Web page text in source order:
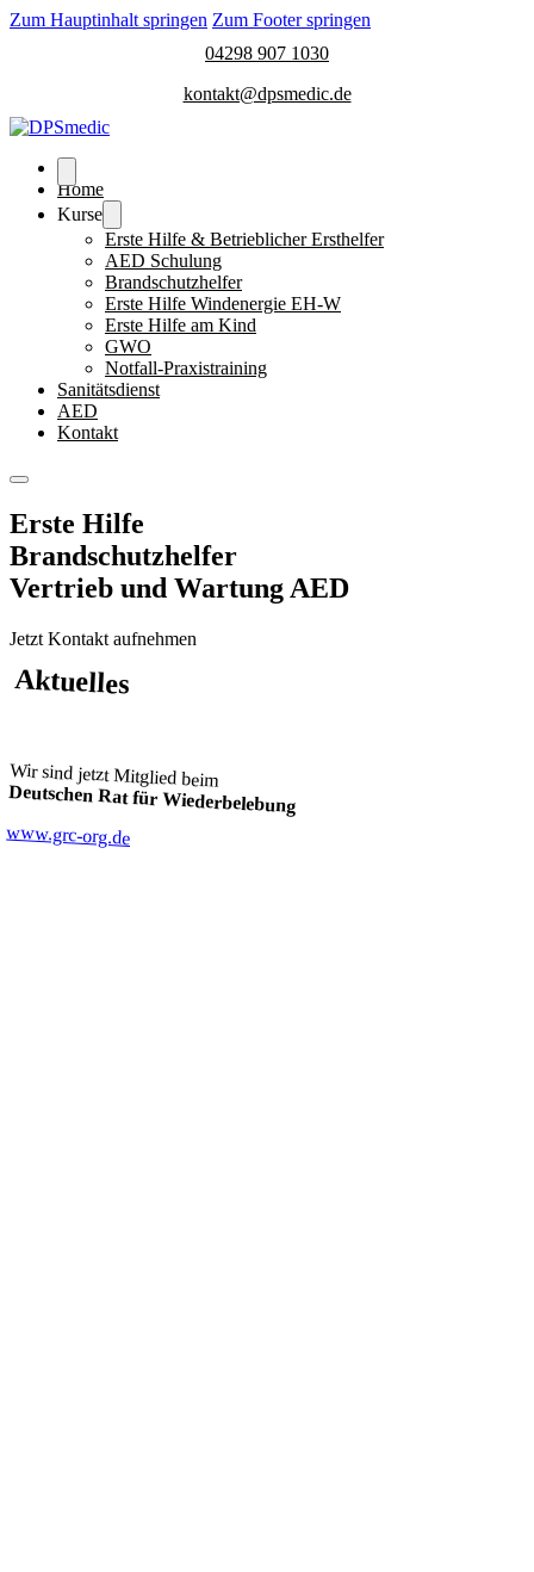
Zum Hauptinhalt springen Zum Footer springen
04298 907 1030
kontakt@dpsmedic.de
Home
Kurse
Erste Hilfe & Betrieblicher Ersthelfer
AED Schulung
Brandschutzhelfer
Erste Hilfe Windenergie EH-W
Erste Hilfe am Kind
GWO
Notfall-Praxistraining
Sanitätsdienst
AED
Kontakt
Erste Hilfe
Brandschutzhelfer
Vertrieb und Wartung AED
Jetzt Kontakt aufnehmen
Aktuelles
Wir sind jetzt Mitglied beim
Deutschen Rat für Wiederbelebung
www.grc-org.de